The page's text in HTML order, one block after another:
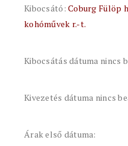
Kibocsátó:Coburg Fülöp
kohóművek r.-t.
Kibocsátás dátuma nincs
Kivezetés dátuma nincs
Árak első dátuma: